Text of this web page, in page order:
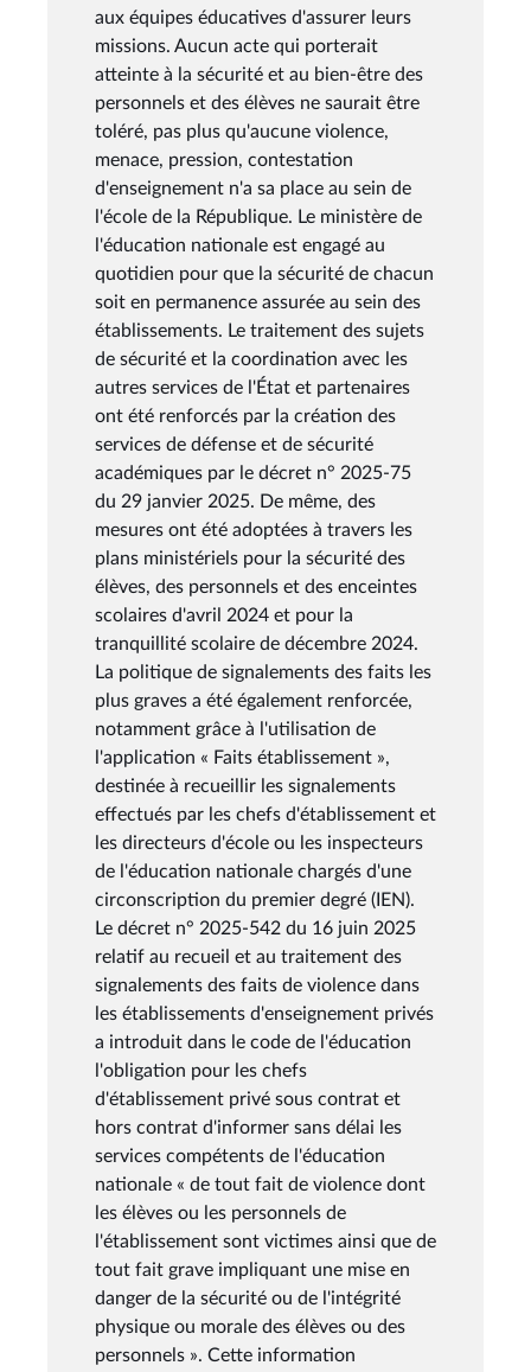
aux équipes éducatives d'assurer leurs
missions. Aucun acte qui porterait
atteinte à la sécurité et au bien-être des
personnels et des élèves ne saurait être
toléré, pas plus qu'aucune violence,
menace, pression, contestation
d'enseignement n'a sa place au sein de
l'école de la République. Le ministère de
l'éducation nationale est engagé au
quotidien pour que la sécurité de chacun
soit en permanence assurée au sein des
établissements. Le traitement des sujets
de sécurité et la coordination avec les
autres services de l'État et partenaires
ont été renforcés par la création des
services de défense et de sécurité
académiques par le décret n° 2025-75
du 29 janvier 2025. De même, des
mesures ont été adoptées à travers les
plans ministériels pour la sécurité des
élèves, des personnels et des enceintes
scolaires d'avril 2024 et pour la
tranquillité scolaire de décembre 2024.
La politique de signalements des faits les
plus graves a été également renforcée,
notamment grâce à l'utilisation de
l'application « Faits établissement »,
destinée à recueillir les signalements
effectués par les chefs d'établissement et
les directeurs d'école ou les inspecteurs
de l'éducation nationale chargés d'une
circonscription du premier degré (IEN).
Le décret n° 2025-542 du 16 juin 2025
relatif au recueil et au traitement des
signalements des faits de violence dans
les établissements d'enseignement privés
a introduit dans le code de l'éducation
l'obligation pour les chefs
d'établissement privé sous contrat et
hors contrat d'informer sans délai les
services compétents de l'éducation
nationale « de tout fait de violence dont
les élèves ou les personnels de
l'établissement sont victimes ainsi que de
tout fait grave impliquant une mise en
danger de la sécurité ou de l'intégrité
physique ou morale des élèves ou des
personnels ». Cette information